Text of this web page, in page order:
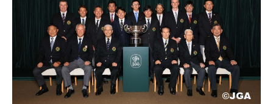
出場選手たちは指定…